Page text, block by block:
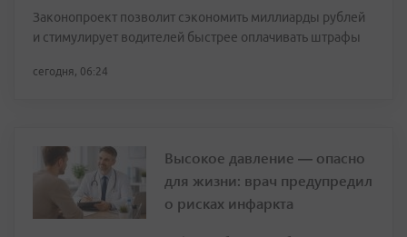
Законопроект позволит сэкономить миллиарды рублей
и стимулирует водителей быстрее оплачивать штрафы
сегодня, 06:24
Высокое давление — опасно
для жизни: врач предупредил
о рисках инфаркта